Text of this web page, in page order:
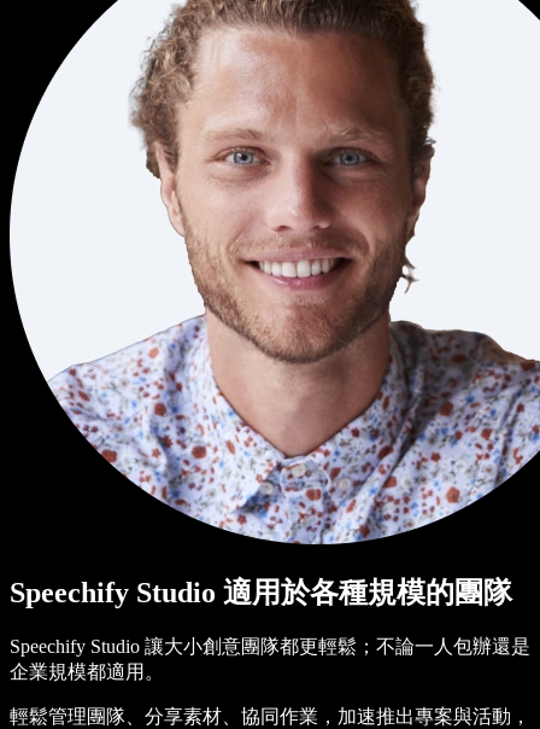
Speechify Studio 適用於各種規模的團隊
Speechify Studio 讓大小創意團隊都更輕鬆；不論一人包辦還是
企業規模都適用。
輕鬆管理團隊、分享素材、協同作業，加速推出專案與活動，